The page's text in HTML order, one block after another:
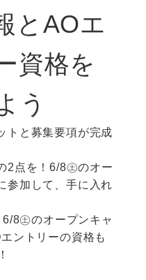
とAOエ
資格を
う
トと募集要項が完成
2点を！6/8㊏のオー
参加して、手に入れ
8㊏のオープンキャ
ントリーの資格も